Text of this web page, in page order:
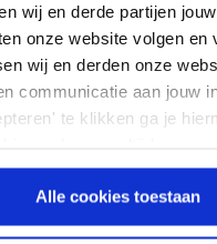
wij en derde partijen
onze website volgen en
wij en derden onze
communicatie aan jouw
te klikken ga je
onsprivacy beleid.
Alle cookies toestaan